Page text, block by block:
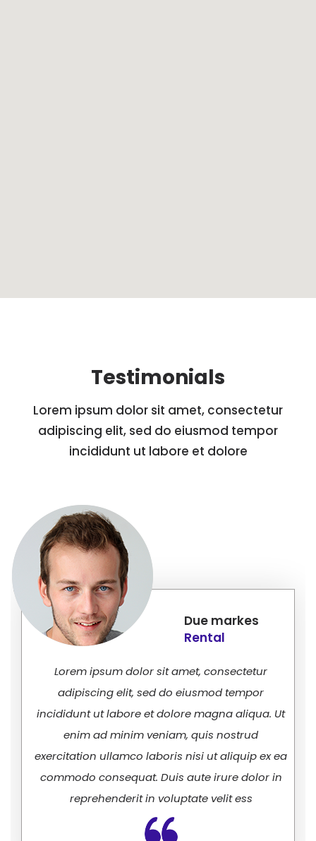
Testimonials
Lorem ipsum dolor sit amet, consectetur
adipiscing elit, sed do eiusmod tempor
incididunt ut labore et dolore
Due markes
Rental
Lorem ipsum dolor sit amet, consectetur
adipiscing elit, sed do eiusmod tempor
incididunt ut labore et dolore magna aliqua. Ut
enim ad minim veniam, quis nostrud
exercitation ullamco laboris nisi ut aliquip ex ea
commodo consequat. Duis aute irure dolor in
reprehenderit in voluptate velit ess